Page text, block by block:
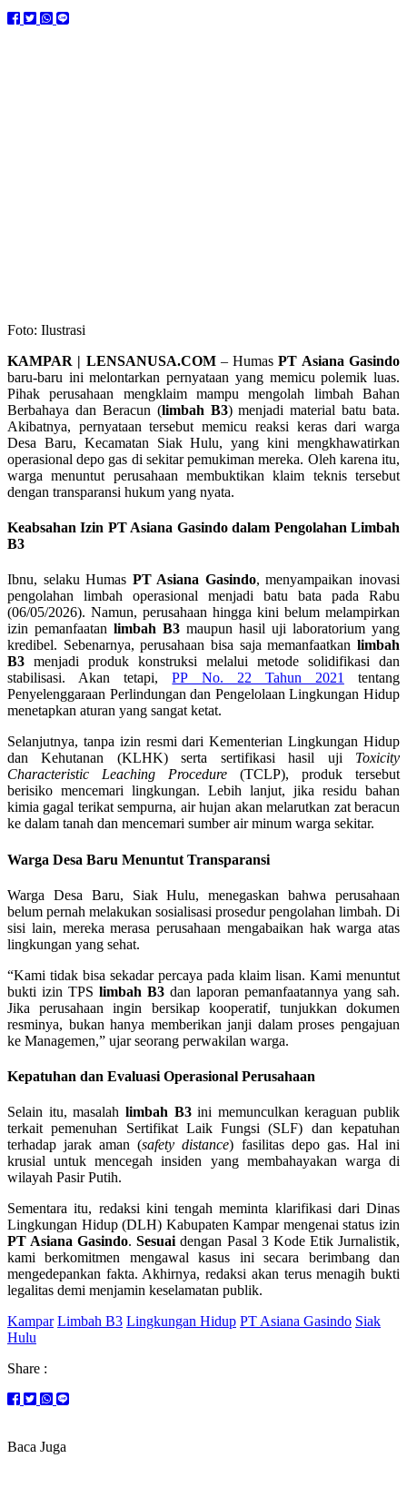
Foto: Ilustrasi
KAMPAR | LENSANUSA.COM– HumasPT Asiana Gasindo
baru-baru ini melontarkan pernyataan yang memicu polemik luas.
Pihak perusahaan mengklaim mampu mengolah limbah Bahan
Berbahaya dan Beracun (limbah B3) menjadi material batu bata.
Akibatnya, pernyataan tersebut memicu reaksi keras dari warga
Desa Baru, Kecamatan Siak Hulu, yang kini mengkhawatirkan
operasional depo gas di sekitar pemukiman mereka. Oleh karena itu,
warga menuntut perusahaan membuktikan klaim teknis tersebut
dengan transparansi hukum yang nyata.
Keabsahan Izin PT Asiana Gasindo dalam Pengolahan Limbah
B3
Ibnu, selaku Humas PT Asiana Gasindo, menyampaikan inovasi
pengolahan limbah operasional menjadi batu bata pada Rabu
(06/05/2026). Namun, perusahaan hingga kini belum melampirkan
izin pemanfaatan limbah B3 maupun hasil uji laboratorium yang
kredibel. Sebenarnya, perusahaan bisa saja memanfaatkan limbah
B3 menjadi produk konstruksi melalui metode solidifikasi dan
stabilisasi. Akan tetapi,PP No. 22 Tahun 2021 tentang
Penyelenggaraan Perlindungan dan Pengelolaan Lingkungan Hidup
menetapkan aturan yang sangat ketat.
Selanjutnya, tanpa izin resmi dari Kementerian Lingkungan Hidup
dan Kehutanan (KLHK) serta sertifikasi hasil uji Toxicity
Characteristic Leaching Procedure (TCLP), produk tersebut
berisiko mencemari lingkungan. Lebih lanjut, jika residu bahan
kimia gagal terikat sempurna, air hujan akan melarutkan zat beracun
ke dalam tanah dan mencemari sumber air minum warga sekitar.
Warga Desa Baru Menuntut Transparansi
Warga Desa Baru, Siak Hulu, menegaskan bahwa perusahaan
belum pernah melakukan sosialisasi prosedur pengolahan limbah. Di
sisi lain, mereka merasa perusahaan mengabaikan hak warga atas
lingkungan yang sehat.
“Kami tidak bisa sekadar percaya pada klaim lisan. Kami menuntut
bukti izin TPS limbah B3 dan laporan pemanfaatannya yang sah.
Jika perusahaan ingin bersikap kooperatif, tunjukkan dokumen
resminya, bukan hanya memberikan janji dalam proses pengajuan
ke Managemen,” ujar seorang perwakilan warga.
Kepatuhan dan Evaluasi Operasional Perusahaan
Selain itu, masalah limbah B3ini memunculkan keraguan publik
terkait pemenuhan Sertifikat Laik Fungsi (SLF) dan kepatuhan
terhadap jarak aman (safety distance) fasilitas depo gas. Hal ini
krusial untuk mencegah insiden yang membahayakan warga di
wilayah Pasir Putih.
Sementara itu, redaksi kini tengah meminta klarifikasi dari Dinas
Lingkungan Hidup (DLH) Kabupaten Kampar mengenai status izin
PT Asiana Gasindo.Sesuaidengan Pasal 3 Kode Etik Jurnalistik,
kami berkomitmen mengawal kasus ini secara berimbang dan
mengedepankan fakta. Akhirnya, redaksi akan terus menagih bukti
legalitas demi menjamin keselamatan publik.
Kampar Limbah B3 Lingkungan Hidup PT Asiana Gasindo Siak
Hulu
Share :
Baca Juga